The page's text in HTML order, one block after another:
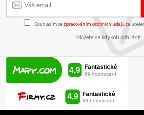
Souhlasím se zpracováním osobních údajůza
Můžete se kdykoli odhlásit.